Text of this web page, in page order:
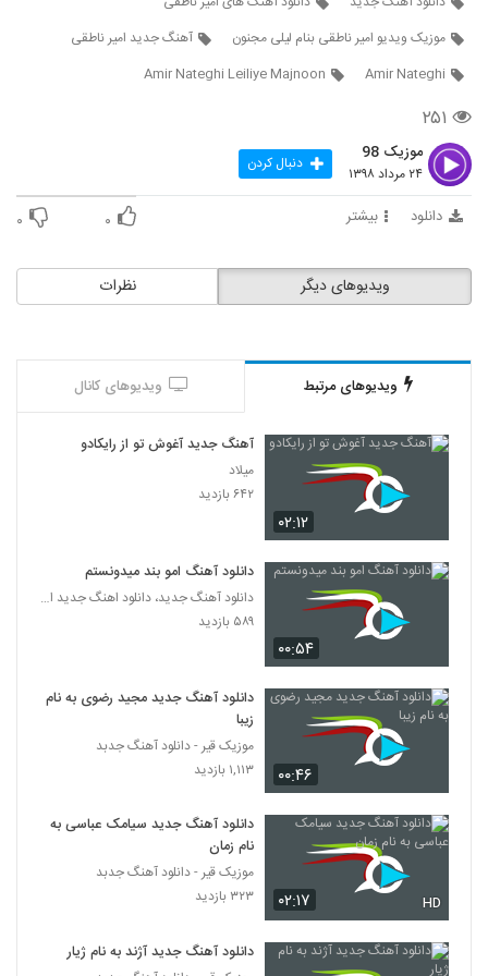
5652
آهنگ غلامرضا دهقانی بنام خوی قیزی تبریز
قیزی
5654
دانلود آهنگ مدهوش از ماکیچی
۳۳۱ بازدید
5655
۲۵۴ بازدید
5657
دانلود آهنگ بدون تو از مصطفی خالقی
۳۱۹ بازدید
Er1 Yadete
۲۴۶ بازدید
Sadri Khoobe Halam)
5660
دانلود آهنگ دور از این زمین از اکتاو
۲۶۴ بازدید
Wise Sade
۲۱۵ بازدید
Sina Sana Azizam & Ashegh
5663
۲۷۲ بازدید
موزیک ویدیو امیر ناطقی بنام لیلی مجنون
آهنگ جدید امیر ناطقی
Amir Nateghi
Amir Nateghi Leiliye Majnoon
۲۵۱
موزیک 98
۲۴ مرداد ۱۳۹۸ دنبال کردن
دانلود بیشتر ۰ ۰
نظرات ویدیوهای دیگر
ویدیوهای مرتبط ویدیوهای کانال
۰۲:۱۲
آهنگ جدید آغوش تو از رایکادو
میلاد
۶۴۲ بازدید
۰۰:۵۴
دانلود آهنگ امو بند میدونستم
دانلود آهنگ جدید، دانلود اهنگ جدید ایرانی
۵۸۹ بازدید
۰۰:۴۶
دانلود آهنگ جدید مجید رضوی به نام
زیبا
موزیک قیر - دانلود آهنگ جدبد
۱,۱۱۳ بازدید
۰۲:۱۷ HD
دانلود آهنگ جدید سیامک عباسی به
نام زمان
موزیک قیر - دانلود آهنگ جدبد
۳۲۳ بازدید
دانلود آهنگ جدید آژند به نام ژیار